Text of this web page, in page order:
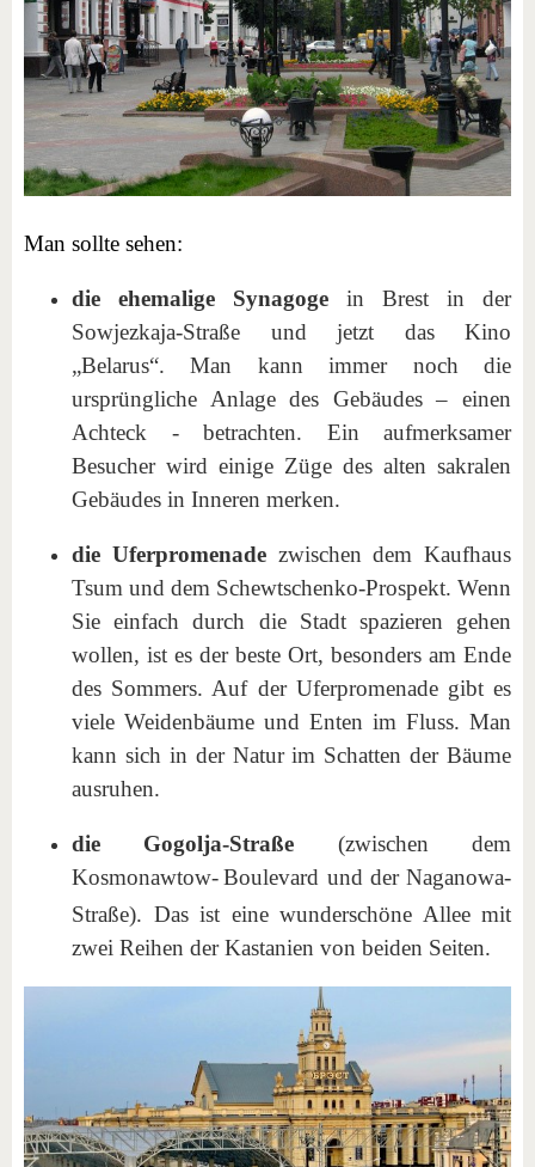
Man sollte sehen:
die ehemalige Synagoge in Brest in der
Sowjezkaja-Straße und jetzt das Kino
„Belarus“. Man kann immer noch die
ursprüngliche Anlage des Gebäudes – einen
Achteck - betrachten. Ein aufmerksamer
Besucher wird einige Züge des alten sakralen
Gebäudes in Inneren merken.
die Uferpromenade zwischen dem Kaufhaus
Tsum und dem Schewtschenko-Prospekt. Wenn
Sie einfach durch die Stadt spazieren gehen
wollen, ist es der beste Ort, besonders am Ende
des Sommers. Auf der Uferpromenade gibt es
viele Weidenbäume und Enten im Fluss. Man
kann sich in der Natur im Schatten der Bäume
ausruhen.
die Gogolja-Straße (zwischen dem
Kosmonawtow- Boulevard und der Naganowa-
Straße). Das ist eine wunderschöne Allee mit
zwei Reihen der Kastanien von beiden Seiten.